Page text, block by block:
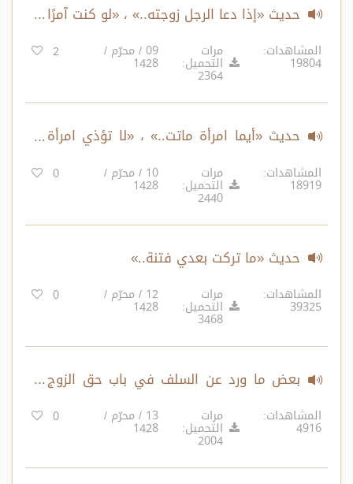
حديث «إذا دعا الرجل زوجته..» ، «لو كنت آمرًا
أحدًا أن يسجد لأحد..»
المشاهدات:
19804
مرات
التحميل:
2364
09 / محرّم /
1428
2
حديث «أيما امرأة ماتت..» ، «لا تؤذي امرأة
زوجها..»
المشاهدات:
18919
مرات
التحميل:
2440
10 / محرّم /
1428
0
حديث «ما تركت بعدي فتنة..»
المشاهدات:
39325
مرات
التحميل:
3468
12 / محرّم /
1428
0
بعض ما ورد عن السلف في باب حق الزوج
على المرأة
المشاهدات:
4916
مرات
التحميل:
2004
13 / محرّم /
1428
0